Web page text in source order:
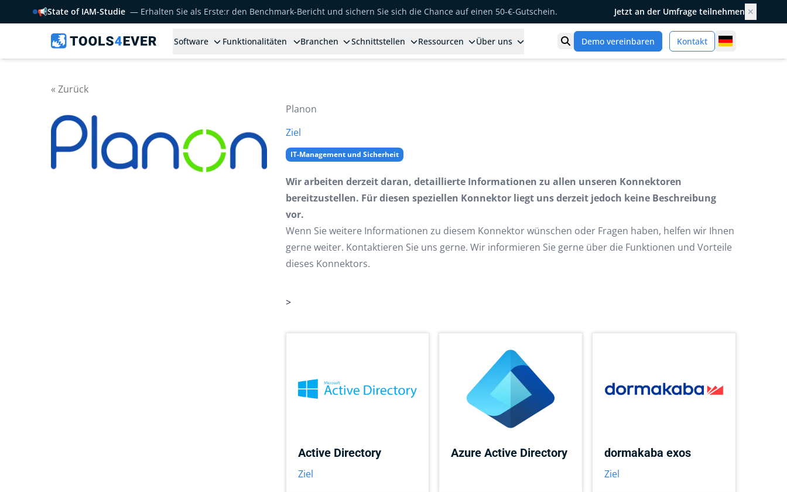
📢State of IAM-Studie — Erhalten Sie als Erste:r den Benchmark-Bericht und sichern Sie sich die Chance auf einen 50-€-Gutschein. Jetzt an der Umfrage teilnehmen ✕
Software Funktionalitäten Branchen Schnittstellen Ressourcen Über uns Suche öffnen
Demo vereinbaren Kontakt Germany
« Zurück
Planon
Ziel
IT-Management und Sicherheit
Wir arbeiten derzeit daran, detaillierte Informationen zu allen unseren Konnektoren
bereitzustellen. Für diesen speziellen Konnektor liegt uns derzeit jedoch keine Beschreibung
vor.
Wenn Sie weitere Informationen zu diesem Konnektor wünschen oder Fragen haben, helfen wir Ihnen
gerne weiter. Kontaktieren Sie uns gerne. Wir informieren Sie gerne über die Funktionen und Vorteile
dieses Konnektors.
>
Active Directory
Ziel
Azure Active Directory dormakaba exos
Ziel